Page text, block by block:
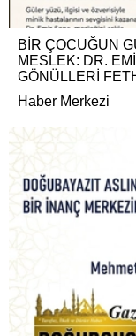
BİR ÇOCUĞUN
MESLEK: DR.
GÖNÜLLERİ
Haber Merkezi